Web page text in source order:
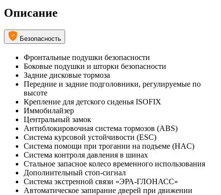
Описание
Безопасность
Фронтальные подушки безопасности
Боковые подушки и шторки безопасности
Задние дисковые тормоза
Передние и задние подголовники, регулируемые по
высоте
Крепление для детского сиденья ISOFIX
Иммобилайзер
Центральный замок
Антиблокировочная система тормозов (ABS)
Система курсовой устойчивости (ESC)
Система помощи при трогании на подъеме (HAC)
Система контроля давления в шинах
Стальное запасное колесо временного использования
Дополнительный стоп-сигнал
Система экстренной связи «ЭРА-ГЛОНАСС»
Автоматическое запирание дверей при движении